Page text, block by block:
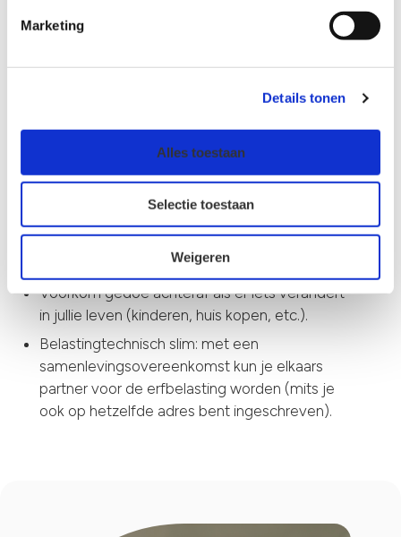
Marketing
Details tonen
Alles toestaan
Selectie toestaan
Weigeren
Waarom nú regelen?
samen plannen hebt gemaakt, is het slim om die
na de vakantie ook echt vast te leggen. Een
samenlevingsovereenkomsts geeft duidelijkheid
en zekerheid, voor nu én voor later.
Daarom is nú regelen een slimme zet:
Je zit nog in die ‘vakantiemodus’ waarin je over
de toekomst praat. Maak er gebruik van!
Voorkom gedoe achteraf als er iets verandert
in jullie leven (kinderen, huis kopen, etc.).
Belastingtechnisch slim: met een
samenlevingsovereenkomst kun je elkaars
partner voor de erfbelasting worden (mits je
ook op hetzelfde adres bent ingeschreven).